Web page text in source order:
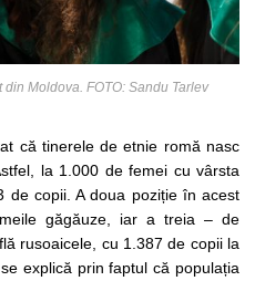
Moldova. FOTO: Sandu Tarlev
că tinerele de etnie romă nasc
la 1.000 de femei cu vârsta
de copii. A doua poziție în acest
găgăuze, iar a treia – de
rusoaicele, cu 1.387 de copii la
explică prin faptul că populația